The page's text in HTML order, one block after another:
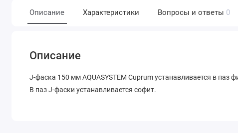
Описание Характеристики Вопросы и ответы 0
Описание
J-фаска 150 мм AQUASYSTEM Cuprum устанавливается в
В паз J-фаски устанавливается софит.